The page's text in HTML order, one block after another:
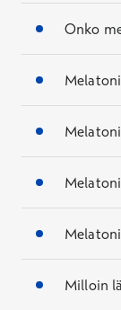
Onko
Milloin